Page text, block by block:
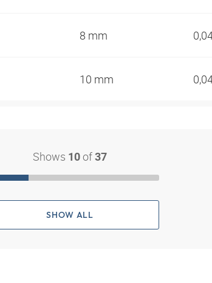
8 mm
10 mm
Shows 10 of 37
SHOW ALL